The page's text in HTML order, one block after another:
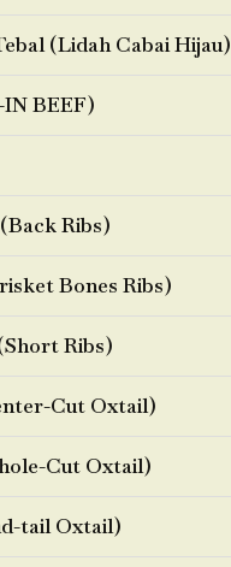
(Lidah Cabai Hijau)
BEEF)
Ribs)
Bones Ribs)
Ribs)
Cut Oxtail)
Cut Oxtail)
tail Oxtail)